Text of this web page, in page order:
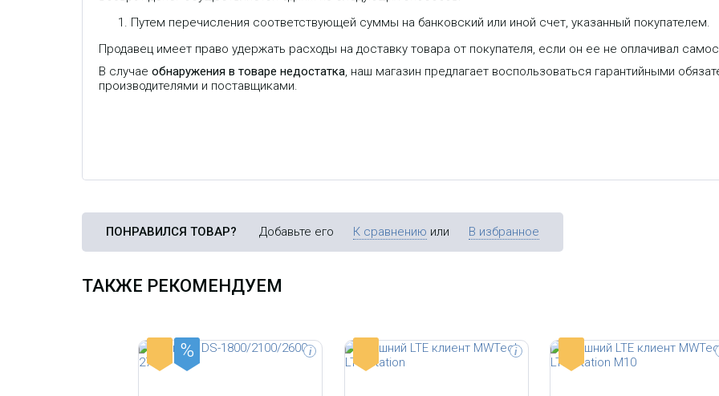
Путем перечисления соответствующей суммы на банковский или иной счет, указанный покупателем.
Продавец имеет право удержать расходы на доставку товара от покупателя, если он ее не оплачивал
В случае обнаружения в товаре недостатка , наш магазин предлагает воспользоваться гарантийными
производителями и поставщиками.
ПОНРАВИЛСЯ ТОВАР? Добавьте его К сравнению или В избранное
ТАКЖЕ РЕКОМЕНДУЕМ
% i
Трехдиапазонный усилитель
1800/2100/2600 МГц, стандарт 2G
GSM1800, 3G UMTS2100, 4G
LTE1800, 4G LTE2100, 4G LTE2600,
усиление 75±3 дБ, мощность до 27
i
Внешний (всепогодный) LTE клиент
MWTech LTE Station со
встроенной MIMO антенной 9 дБ
Внешний (всепогодный) клиент
дБ. Не требует настройки –
видимости. Идеальна для